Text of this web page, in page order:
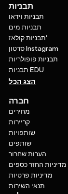
תבניות
תבניות וידאו
תבניות מים
תבניות קולאז'
סרטון Instagram
תבניות פופולריות
תבניות EDU
הצג הכל
חברה
מחירים
קריירות
שותפויות
שותפים
הערות שחרור
מדיניות החזר כספים
מדיניות פרטיות
תנאי השירות